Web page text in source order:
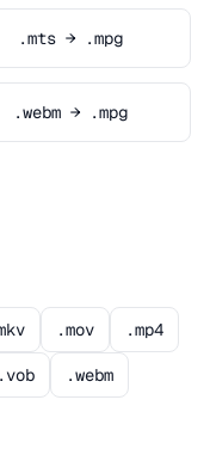
.mts → .mpg
.webm → .mpg
.mov .mp4
.vob .webm